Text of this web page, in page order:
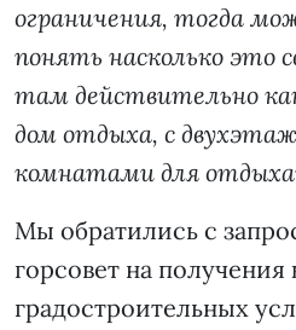
ограничения, тогда
понять насколько это
там действительно
дом отдыха, с
комнатами для
Мы обратились с
горсовет на получения
градостроительных